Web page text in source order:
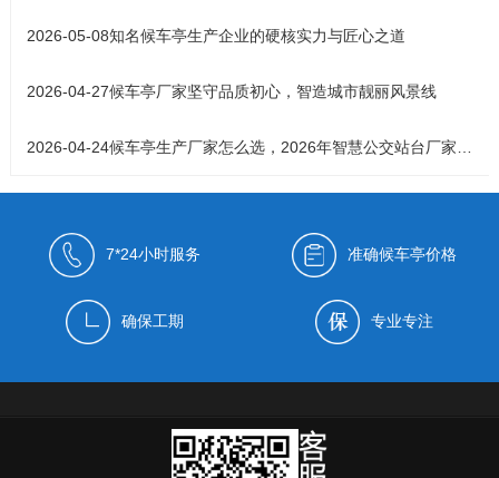
2026-05-08知名候车亭生产企业的硬核实力与匠心之道
2026-04-27候车亭厂家坚守品质初心，智造城市靓丽风景线
2026-04-24候车亭生产厂家怎么选，2026年智慧公交站台厂家实力解析
7*24小时服务 准确候车亭价格
确保工期 专业专注